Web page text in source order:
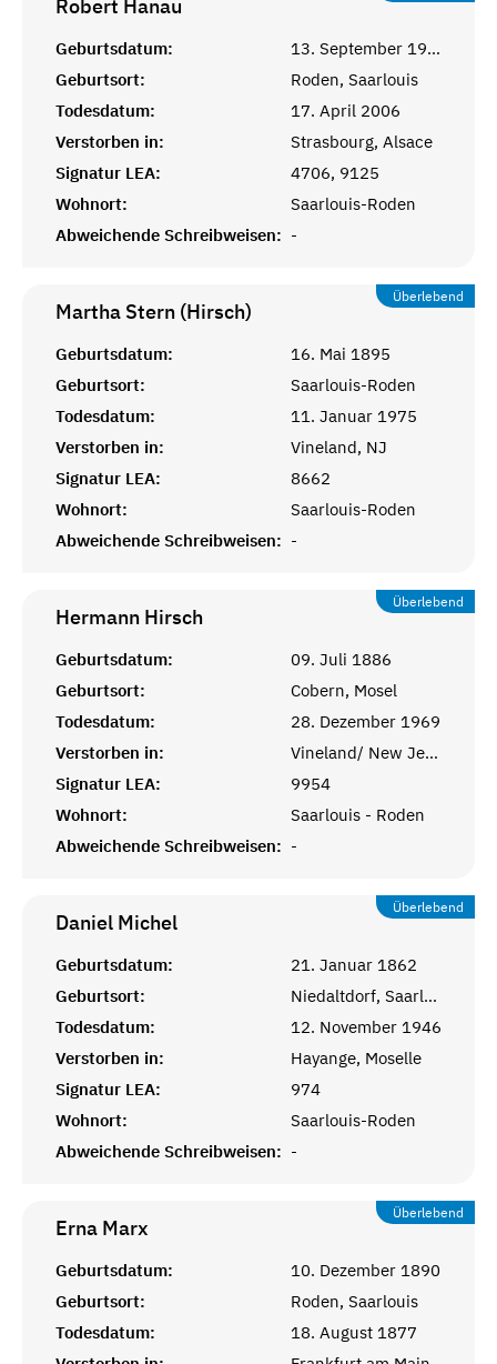
Robert Hanau
Geburtsdatum:
13. September 1915
Geburtsort:
Roden, Saarlouis
Todesdatum:
17. April 2006
Verstorben in:
Strasbourg, Alsace
Signatur LEA:
4706, 9125
Wohnort:
Saarlouis-Roden
Abweichende Schreibweisen: -
Überlebend
Martha Stern (Hirsch)
Geburtsdatum:
16. Mai 1895
Geburtsort:
Saarlouis-Roden
Todesdatum:
11. Januar 1975
Verstorben in:
Vineland, NJ
Signatur LEA:
8662
Wohnort:
Saarlouis-Roden
Abweichende Schreibweisen: -
Überlebend
Hermann Hirsch
Geburtsdatum:
09. Juli 1886
Geburtsort:
Cobern, Mosel
Todesdatum:
28. Dezember 1969
Verstorben in:
Vineland/ New Jersey
Signatur LEA:
9954
Wohnort:
Saarlouis - Roden
Abweichende Schreibweisen: -
Überlebend
Daniel Michel
Geburtsdatum:
21. Januar 1862
Geburtsort:
Niedaltdorf, Saarlouis
Todesdatum:
12. November 1946
Verstorben in:
Hayange, Moselle
Signatur LEA:
974
Wohnort:
Saarlouis-Roden
Abweichende Schreibweisen: -
Überlebend
Erna Marx
Geburtsdatum:
10. Dezember 1890
Geburtsort:
Roden, Saarlouis
Todesdatum:
18. August 1877